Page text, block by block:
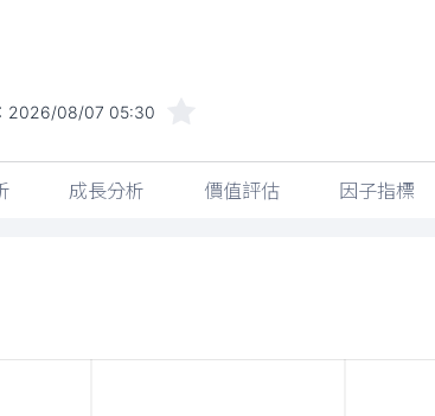
2026/08/07 05:30
成長分析 價值評估 因子指標